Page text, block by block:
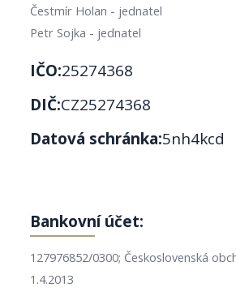
Čestmír Holan - jednatel
Petr Sojka - jednatel
IČO:25274368
DIČ:CZ25274368
Datová schránka:5nh4kcd
Bankovní účet:
127976852/0300; Československá
1.4.2013